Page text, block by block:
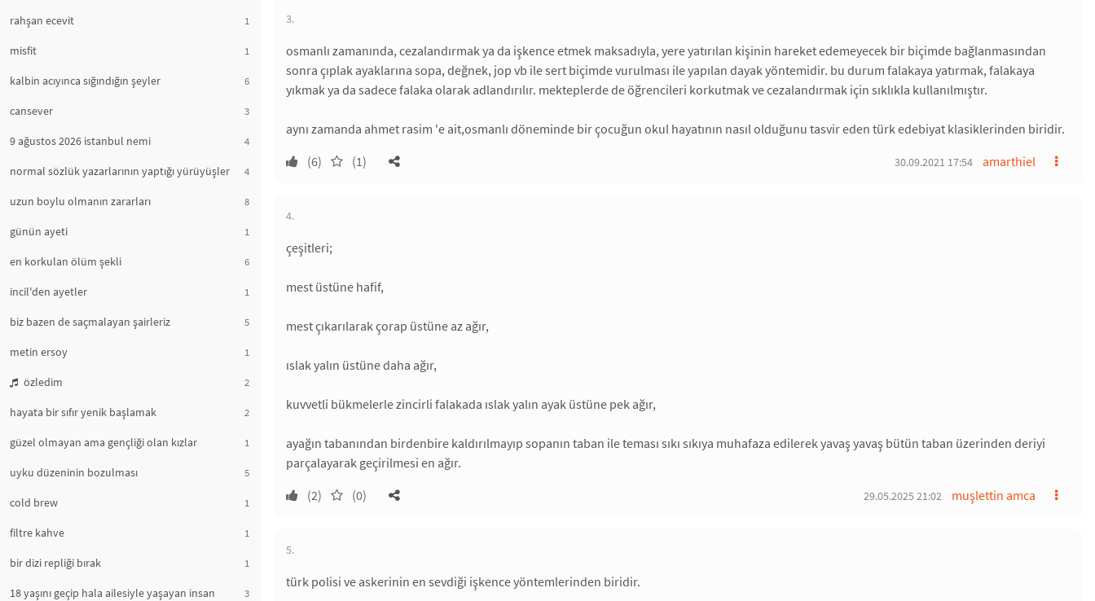
rahşan ecevit 1
misfit 1
kalbin acıyınca sığındığın şeyler 6
cansever 3
9 ağustos 2026 istanbul nemi 4
normal sözlük yazarlarının yaptığı yürüyüşler 4
uzun boylu olmanın zararları 8
günün ayeti 1
en korkulan ölüm şekli 6
incil'den ayetler 1
biz bazen de saçmalayan şairleriz 5
metin ersoy 1
özledim 2
hayata bir sıfır yenik başlamak 2
güzel olmayan ama gençliği olan kızlar 1
uyku düzeninin bozulması 5
cold brew 1
filtre kahve 1
bir dizi repliği bırak 1
18 yaşını geçip hala ailesiyle yaşayan insan 3
3.
osmanlı zamanında, cezalandırmak ya da işkence etmek maksadıyla, yere yatırılan kişinin hareket edemeyecek bir biçimde bağlanmasından
sonra çıplak ayaklarına sopa, değnek, jop vb ile sert biçimde vurulması ile yapılan dayak yöntemidir. bu durum falakaya yatırmak, falakaya
yıkmak ya da sadece falaka olarak adlandırılır. mekteplerde de öğrencileri korkutmak ve cezalandırmak için sıklıkla kullanılmıştır.
aynı zamanda ahmet rasim 'e ait,osmanlı döneminde bir çocuğun okul hayatının nasıl olduğunu tasvir eden türk edebiyat klasiklerinden biridir.
(6)
(1) amarthiel
30.09.2021 17:54
4.
çeşitleri;
mest üstüne hafif,
mest çıkarılarak çorap üstüne az ağır,
ıslak yalın üstüne daha ağır,
kuvvetli bükmelerle zincirli falakada ıslak yalın ayak üstüne pek ağır,
ayağın tabanından birdenbire kaldırılmayıp sopanın taban ile teması sıkı sıkıya muhafaza edilerek yavaş yavaş bütün taban üzerinden deriyi
parçalayarak geçirilmesi en ağır.
(2)
(0) muşlettin amca
29.05.2025 21:02
5.
türk polisi ve askerinin en sevdiği işkence yöntemlerinden biridir.